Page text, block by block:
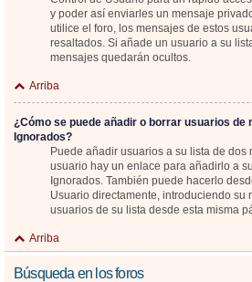
y poder así enviarles un mensaje
utilice el foro, los mensajes de estos
resaltados. Si añade un usuario a su
mensajes quedarán ocultos.
Arriba
¿Cómo se puede añadir o borrar usuarios de
Ignorados?
Puede añadir usuarios a su lista de dos
usuario hay un enlace para añadirlo a
Ignorados. También puede hacerlo
Usuario directamente, introduciendo su
usuarios de su lista desde esta misma
Arriba
Búsqueda en los foros